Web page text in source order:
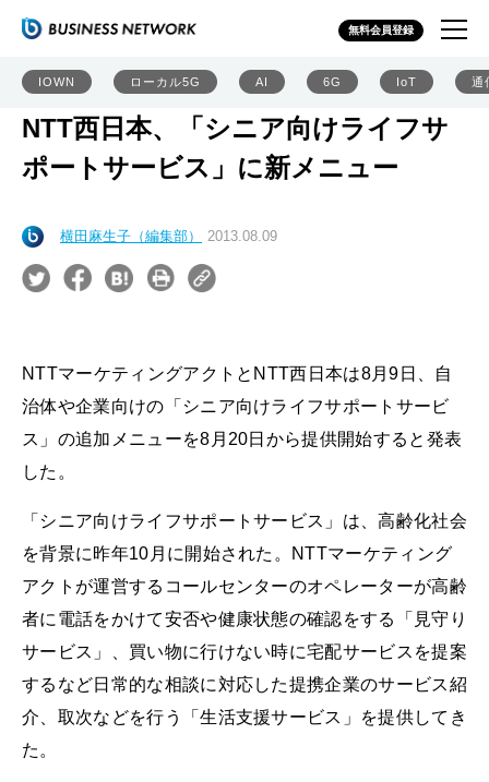
無料会員登録
IOWN ローカル5G AI 6G IoT 通
NTT西日本、「シニア向けライフサ
ポートサービス」に新メニュー
横田麻生子（編集部） 2013.08.09
NTTマーケティングアクトとNTT西日本は8月9日、自
治体や企業向けの「シニア向けライフサポートサービ
ス」の追加メニューを8月20日から提供開始すると発表
した。
「シニア向けライフサポートサービス」は、高齢化社会
を背景に昨年10月に開始された。NTTマーケティング
アクトが運営するコールセンターのオペレーターが高齢
者に電話をかけて安否や健康状態の確認をする「見守り
サービス」、買い物に行けない時に宅配サービスを提案
するなど日常的な相談に対応した提携企業のサービス紹
介、取次などを行う「生活支援サービス」を提供してき
た。